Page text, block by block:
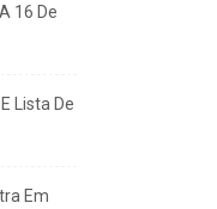
16 De
Lista De
Em